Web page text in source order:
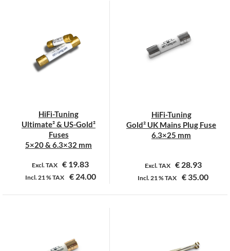
variaties.
Deze
de
productpagina
HiFi-Tuning
Ultimate² & US-Gold²
Fuses
5×20 & 6.3×32 mm
Excl. TAX € 19.83
Incl.21 %TAX €24.00
Dit
variaties.
HiFi-Tuning
Gold² UK Mains Plug Fuse
6.3×25 mm
Excl. TAX €28.93
Incl.21 %TAX € 35.00
Dit
variaties.